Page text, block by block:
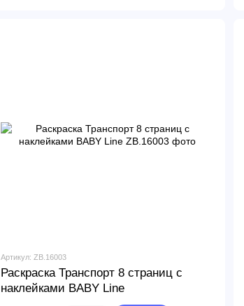
Артикул: ZB.16003
Раскраска Транспорт 8 страниц с
наклейками BABY Line